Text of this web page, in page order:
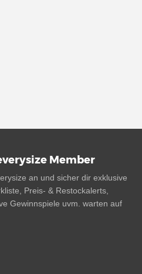
Member
an und sicher dir exklusive
Preis- & Restockalerts,
Gewinnspiele uvm. warten auf